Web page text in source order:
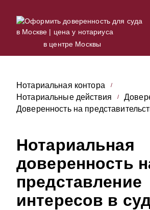
в центре Москвы
Нотариальная контора
Нотариальные действия
Доверенность на
Нотариальная
доверенность
представление
интересов в